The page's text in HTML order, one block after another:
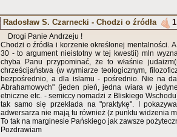
Radosław S. Czarnecki - Chodzi o źródła
Drogi Panie Andrzeju !
Chodzi o źródła i korzenie określonej mentalności. A to, że judaizm
30 - to argument nieistotny w tej kwestii) mln
chyba Panu przypominać, że to właśnie
chrześcijaństwa (w wymiarze teologicznym,
bezpośrednio, a dla islamu - pośrednio. Nie na
Abrahamowych" (jeden pień, jedna wiara w
etniczne etc. - semiccy nomadzi z Bliskiego
tak samo się przekłada na "praktykę". I
adwersarza nie mają tu również (z punktu widzenia
To tak na marginesie Pańskiego jak zawsze
Pozdrawiam